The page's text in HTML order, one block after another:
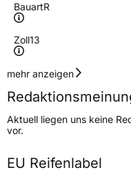
BauartR
Zoll13
Geschwindigkeitsindex
Höchstgeschwindigkeit
Lastindex77
Höchstlast412 kg
mehr anzeigen
Aktuell liegen uns keine
vor.
EU Reifenlabel